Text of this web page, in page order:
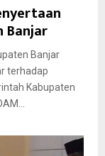
Banjar
Banjar
terhadap
Kabupaten